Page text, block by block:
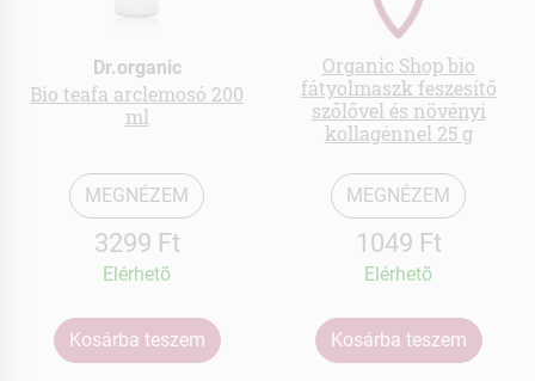
Dr.organic
Bio teafa arclemosó 200
ml
MEGNÉZEM
3299 Ft
Elérhetõ
Kosárba teszem
Organic Shop bio
fátyolmaszk feszesítő
szőlővel és növényi
kollagénnel 25 g
MEGNÉZEM
1049 Ft
Elérhetõ
Kosárba teszem